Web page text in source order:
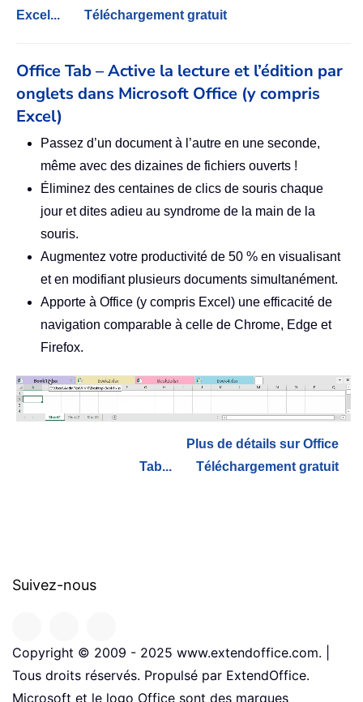
Excel...
Téléchargement gratuit
Office Tab – Active la lecture et l’édition par
onglets dans Microsoft Office (y compris
Excel)
Passez d’un document à l’autre en une seconde,
même avec des dizaines de fichiers ouverts !
Éliminez des centaines de clics de souris chaque
jour et dites adieu au syndrome de la main de la
souris.
Augmentez votre productivité de 50 % en visualisant
et en modifiant plusieurs documents simultanément.
Apporte à Office (y compris Excel) une efficacité de
navigation comparable à celle de Chrome, Edge et
Firefox.
Plus de détails sur Office
Tab...
Téléchargement gratuit
Suivez-nous
Copyright © 2009 - 2025 www.extendoffice.com. |
Tous droits réservés. Propulsé par ExtendOffice.
Microsoft et le logo Office sont des marques